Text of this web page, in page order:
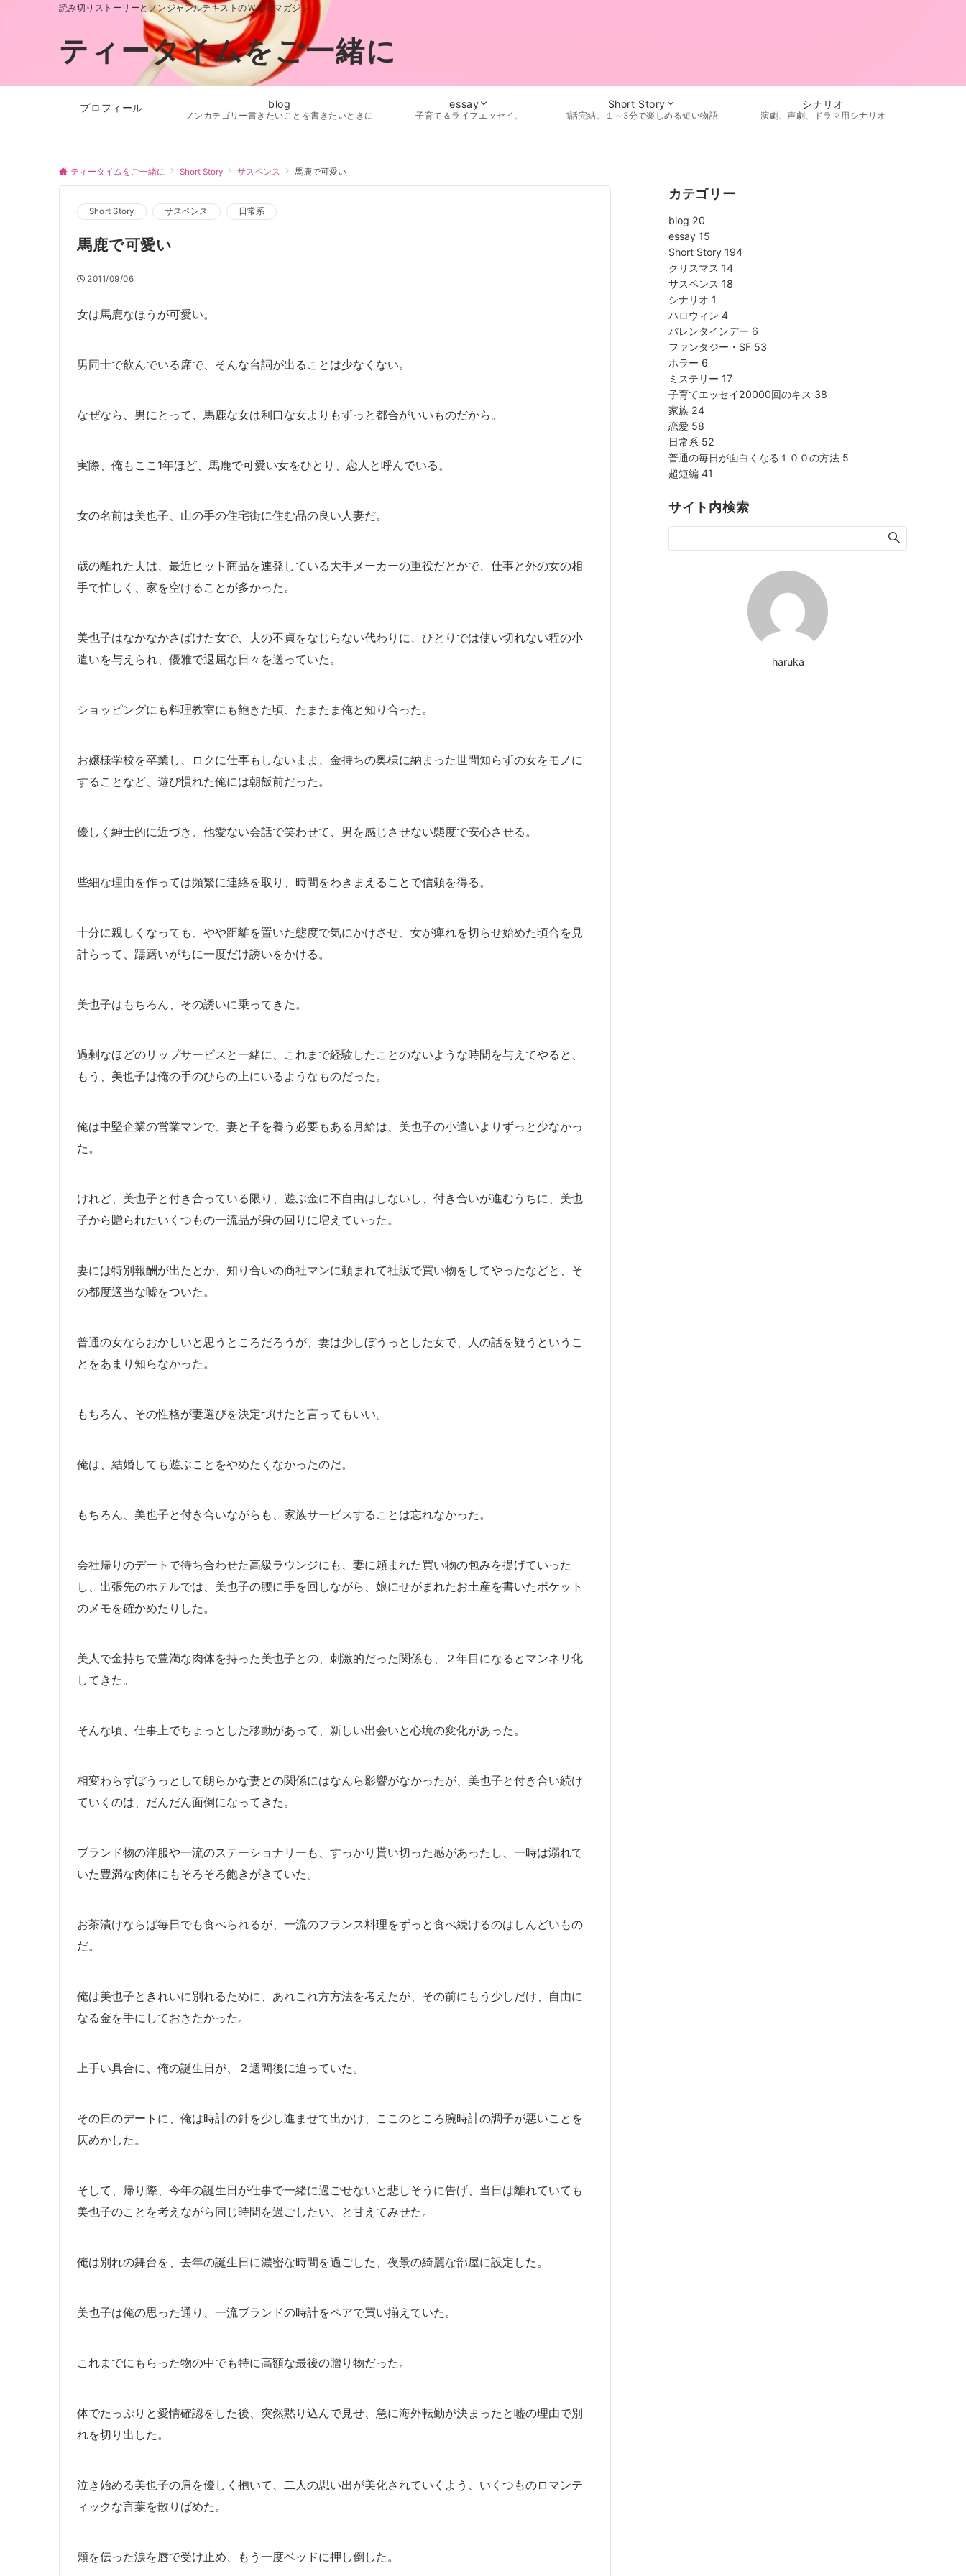
読み切りストーリーとノンジャンルテキストのＷｅｂマガジン
ティータイムをご一緒に
プロフィール blog
ノンカテゴリー書きたいことを書きたいときに
essay
子育て＆ライフエッセイ。
Short Story
1話完結。１～3分で楽しめる短い物語
シナリオ
演劇、声劇、ドラマ用シナリオ
ティータイムをご一緒に Short Story サスペンス 馬鹿で可愛い
Short Story サスペンス 日常系
馬鹿で可愛い
2011/09/06
女は馬鹿なほうが可愛い。
男同士で飲んでいる席で、そんな台詞が出ることは少なくない。
なぜなら、男にとって、馬鹿な女は利口な女よりもずっと都合がいいものだから。
実際、俺もここ1年ほど、馬鹿で可愛い女をひとり、恋人と呼んでいる。
女の名前は美也子、山の手の住宅街に住む品の良い人妻だ。
歳の離れた夫は、最近ヒット商品を連発している大手メーカーの重役だとかで、仕事と外の女の相
手で忙しく、家を空けることが多かった。
美也子はなかなかさばけた女で、夫の不貞をなじらない代わりに、ひとりでは使い切れない程の小
遣いを与えられ、優雅で退屈な日々を送っていた。
ショッピングにも料理教室にも飽きた頃、たまたま俺と知り合った。
お嬢様学校を卒業し、ロクに仕事もしないまま、金持ちの奥様に納まった世間知らずの女をモノに
することなど、遊び慣れた俺には朝飯前だった。
優しく紳士的に近づき、他愛ない会話で笑わせて、男を感じさせない態度で安心させる。
些細な理由を作っては頻繁に連絡を取り、時間をわきまえることで信頼を得る。
十分に親しくなっても、やや距離を置いた態度で気にかけさせ、女が痺れを切らせ始めた頃合を見
計らって、躊躇いがちに一度だけ誘いをかける。
美也子はもちろん、その誘いに乗ってきた。
過剰なほどのリップサービスと一緒に、これまで経験したことのないような時間を与えてやると、
もう、美也子は俺の手のひらの上にいるようなものだった。
俺は中堅企業の営業マンで、妻と子を養う必要もある月給は、美也子の小遣いよりずっと少なかっ
た。
けれど、美也子と付き合っている限り、遊ぶ金に不自由はしないし、付き合いが進むうちに、美也
子から贈られたいくつもの一流品が身の回りに増えていった。
妻には特別報酬が出たとか、知り合いの商社マンに頼まれて社販で買い物をしてやったなどと、そ
の都度適当な嘘をついた。
普通の女ならおかしいと思うところだろうが、妻は少しぼうっとした女で、人の話を疑うというこ
とをあまり知らなかった。
もちろん、その性格が妻選びを決定づけたと言ってもいい。
俺は、結婚しても遊ぶことをやめたくなかったのだ。
もちろん、美也子と付き合いながらも、家族サービスすることは忘れなかった。
会社帰りのデートで待ち合わせた高級ラウンジにも、妻に頼まれた買い物の包みを提げていった
し、出張先のホテルでは、美也子の腰に手を回しながら、娘にせがまれたお土産を書いたポケット
のメモを確かめたりした。
美人で金持ちで豊満な肉体を持った美也子との、刺激的だった関係も、２年目になるとマンネリ化
してきた。
そんな頃、仕事上でちょっとした移動があって、新しい出会いと心境の変化があった。
相変わらずぼうっとして朗らかな妻との関係にはなんら影響がなかったが、美也子と付き合い続け
ていくのは、だんだん面倒になってきた。
ブランド物の洋服や一流のステーショナリーも、すっかり貰い切った感があったし、一時は溺れて
いた豊満な肉体にもそろそろ飽きがきていた。
お茶漬けならば毎日でも食べられるが、一流のフランス料理をずっと食べ続けるのはしんどいもの
だ。
俺は美也子ときれいに別れるために、あれこれ方方法を考えたが、その前にもう少しだけ、自由に
なる金を手にしておきたかった。
上手い具合に、俺の誕生日が、２週間後に迫っていた。
その日のデートに、俺は時計の針を少し進ませて出かけ、ここのところ腕時計の調子が悪いことを
仄めかした。
そして、帰り際、今年の誕生日が仕事で一緒に過ごせないと悲しそうに告げ、当日は離れていても
美也子のことを考えながら同じ時間を過ごしたい、と甘えてみせた。
俺は別れの舞台を、去年の誕生日に濃密な時間を過ごした、夜景の綺麗な部屋に設定した。
美也子は俺の思った通り、一流ブランドの時計をペアで買い揃えていた。
これまでにもらった物の中でも特に高額な最後の贈り物だった。
体でたっぷりと愛情確認をした後、突然黙り込んで見せ、急に海外転勤が決まったと嘘の理由で別
れを切り出した。
泣き始める美也子の肩を優しく抱いて、二人の思い出が美化されていくよう、いくつものロマンテ
ィックな言葉を散りばめた。
頬を伝った涙を唇で受け止め、もう一度ベッドに押し倒した。
カテゴリー
blog 20
essay 15
Short Story 194
クリスマス 14
サスペンス 18
シナリオ 1
ハロウィン 4
バレンタインデー 6
ファンタジー・SF 53
ホラー 6
ミステリー 17
子育てエッセイ20000回のキス 38
家族 24
恋愛 58
日常系 52
普通の毎日が面白くなる１００の方法 5
超短編 41
サイト内検索
haruka